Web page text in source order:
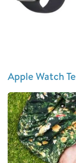
Apple Watch